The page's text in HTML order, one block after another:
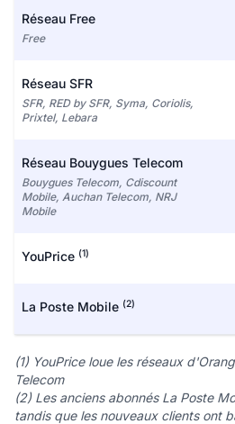
Réseau Free
Free
Réseau SFR
SFR, RED by SFR, Syma, Coriolis,
Prixtel, Lebara
Réseau Bouygues Telecom
Bouygues Telecom, Cdiscount
Mobile, Auchan Telecom, NRJ
Mobile
YouPrice (1)
La Poste Mobile (2)
(1) YouPrice loue les réseaux
Telecom
(2) Les anciens abonnés La Poste
tandis que les nouveaux clients ont